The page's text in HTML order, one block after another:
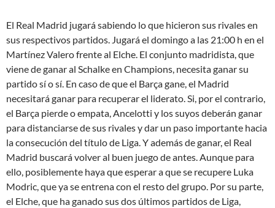
El Real Madrid jugará sabiendo lo que hicieron sus rivales en
sus respectivos partidos. Jugará el domingo a las 21:00 h en el
Martínez Valero frente al Elche. El conjunto madridista, que
viene de ganar al Schalke en Champions, necesita ganar su
partido sí o sí. En caso de que el Barça gane, el Madrid
necesitará ganar para recuperar el liderato. Si, por el contrario,
el Barça pierde o empata, Ancelotti y los suyos deberán ganar
para distanciarse de sus rivales y dar un paso importante hacia
la consecución del título de Liga. Y además de ganar, el Real
Madrid buscará volver al buen juego de antes. Aunque para
ello, posiblemente haya que esperar a que se recupere Luka
Modric, que ya se entrena con el resto del grupo. Por su parte,
el Elche, que ha ganado sus dos últimos partidos de Liga,